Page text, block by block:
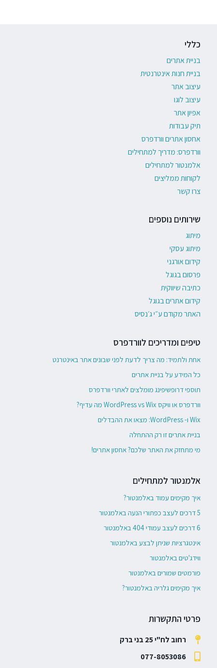
כללי
בניית אתרים
בניית חנות אינטרנטית
עיצוב אתר
עיצוב לוגו
אפיון אתר
תיק עבודות
אחסון אתרים וורדפרס
וורדפרס: מדריך למתחילים
אלמנטור למתחילים
לקוחות ממליצים
צרו קשר
שירותים נוספים
מיתוג
מיתוג עסקי
קידום אורגני
פרסום בגוגל
כתיבה שיווקית
קידום אתרים בגוגל
האתר מקודם ע״י ג׳נסיס
טיפים ומדריכים לוורדפרס
אחת ולתמיד: מה צריך לדעת לפני שבונים אתר באינטרנט
כל המידע על בניית אתרים
תוספי דרופשיפינג מומלצים לאתרי וורדפרס
וורדפרס או וויקס WordPress vs Wix מה עדיף?
Wix ו- WordPress: מצאו את ההבדלים
בניית אתרים זו רק ההתחלה
מי מתחזק את האתר שלכם? אחסון אתרים!
אלמנטור למתחילים
איך מקימים עמוד באלמנטור?
5 דרכים לעצב כפתורי הנעה באלמנטור
6 דרכים לעצב עמודי 404 באלמנטור
אינטגרציות שניתן לבצע באלמנטור
ווידג'טים באלמנטור
פורמטים שמורים באלמנטור
איך מקימים גלריה באלמנטור?
פרטי התקשרות
רחוב לח"י 25 בני ברק
077-8053086